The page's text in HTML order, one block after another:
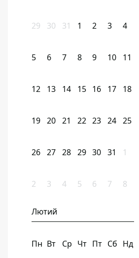
29 30 31 1 2 3 4
5 6 7 8 9 10 11
12 13 14 15 16 17 18
19 20 21 22 23 24 25
26 27 28 29 30 31 1
2 3 4 5 6 7 8
Лютий
Пн Вт Ср Чт Пт Сб Нд